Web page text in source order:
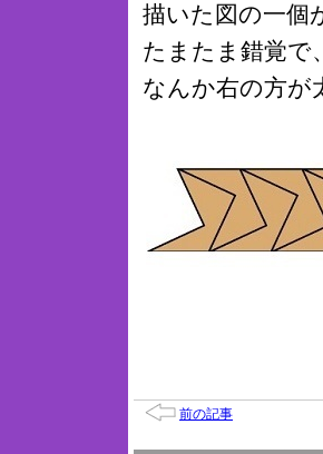
描いた図の一個
たまたま錯覚で、
なんか右の方が
前の記事